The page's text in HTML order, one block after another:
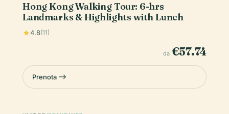
Hong Kong Walking Tour: 6-hrs
Landmarks & Highlights with Lunch
4.8(11)
da €57.74
Prenota